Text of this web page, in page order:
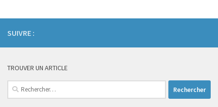
SUIVRE :
TROUVER UN ARTICLE
Rechercher :